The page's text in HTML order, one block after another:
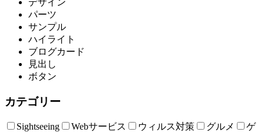
デザイン
パーツ
サンプル
ハイライト
ブログカード
見出し
ボタン
カテゴリー
Sightseeing Webサービス ウィルス対策 グルメ
ゲ